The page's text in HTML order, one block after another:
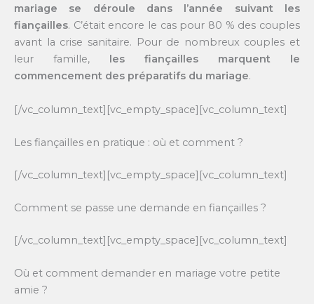
mariage se déroule dans l’année suivant les
fiançailles. C’était encore le cas pour 80 % des couples
avant la crise sanitaire. Pour de nombreux couples et
leur famille,
les fiançailles marquent le
commencement des préparatifs du mariage.
[/vc_column_text][vc_empty_space][vc_column_text]
Les fiançailles en pratique : où et comment ?
[/vc_column_text][vc_empty_space][vc_column_text]
Comment se passe une demande en fiançailles ?
[/vc_column_text][vc_empty_space][vc_column_text]
Où et comment demander en mariage votre petite
amie ?